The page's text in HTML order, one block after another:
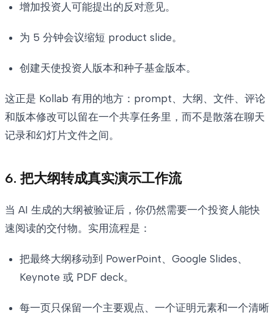
增加投资人可能提出的反对意见。
为 5 分钟会议缩短 product slide。
创建天使投资人版本和种子基金版本。
这正是 Kollab 有用的地方：prompt、大纲、文件、评论
和版本修改可以留在一个共享任务里，而不是散落在聊天
记录和幻灯片文件之间。
6. 把大纲转成真实演示工作流
当 AI 生成的大纲被验证后，你仍然需要一个投资人能快
速阅读的交付物。实用流程是：
把最终大纲移动到 PowerPoint、Google Slides、
Keynote 或 PDF deck。
每一页只保留一个主要观点、一个证明元素和一个清晰